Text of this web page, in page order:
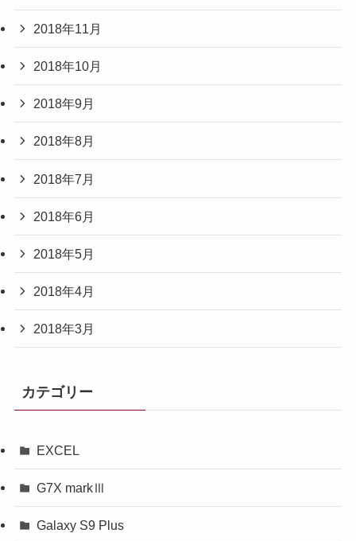
2018年11月
2018年10月
2018年9月
2018年8月
2018年7月
2018年6月
2018年5月
2018年4月
2018年3月
カテゴリー
EXCEL
G7X markⅢ
Galaxy S9 Plus